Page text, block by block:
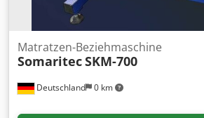
Deutschland 0 km
Matratzen-Beziehmaschine
SomaritecSKM-700